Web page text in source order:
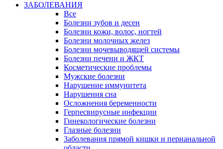
ЗАБОЛЕВАНИЯ
Все
Болезни зубов и десен
Болезни кожи, волос, ногтей
Болезни молочных желез
Болезни мочевыводящей системы
Болезни печени и ЖКТ
Косметические проблемы
Мужские болезни
Нарушение иммунитета
Нарушения сна
Осложнения беременности
Герпесвирусные инфекции
Гинекологические болезни
Глазные болезни
Заболевания прямой кишки и перианальной